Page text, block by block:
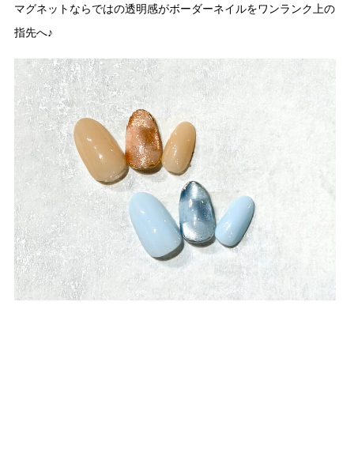
マグネットならではの透明感がボーダーネイルをワンランク上の
指先へ♪